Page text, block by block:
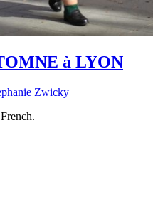
à LYON
Zwicky